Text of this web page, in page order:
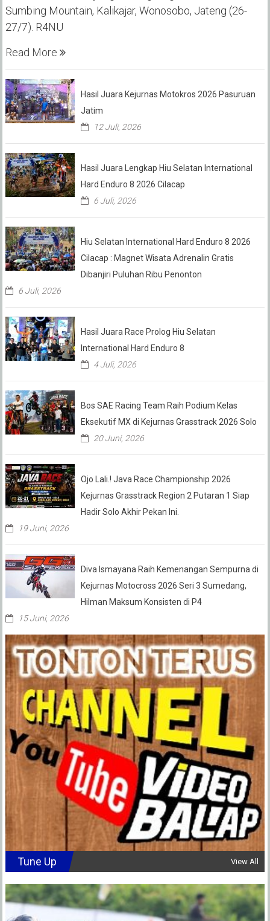
Sumbing Mountain, Kalikajar, Wonosobo, Jateng (26-
27/7). R4NU
Read More
Hasil Juara Kejurnas Motokros 2026 Pasuruan
Jatim
12 Juli, 2026
Hasil Juara Lengkap Hiu Selatan International
Hard Enduro 8 2026 Cilacap
6 Juli, 2026
Hiu Selatan International Hard Enduro 8 2026
Cilacap : Magnet Wisata Adrenalin Gratis
Dibanjiri Puluhan Ribu Penonton
6 Juli, 2026
Hasil Juara Race Prolog Hiu Selatan
International Hard Enduro 8
4 Juli, 2026
Bos SAE Racing Team Raih Podium Kelas
Eksekutif MX di Kejurnas Grasstrack 2026 Solo
20 Juni, 2026
Ojo Lali.! Java Race Championship 2026
Kejurnas Grasstrack Region 2 Putaran 1 Siap
Hadir Solo Akhir Pekan Ini.
19 Juni, 2026
Diva Ismayana Raih Kemenangan Sempurna di
Kejurnas Motocross 2026 Seri 3 Sumedang,
Hilman Maksum Konsisten di P4
15 Juni, 2026
Tune Up View All